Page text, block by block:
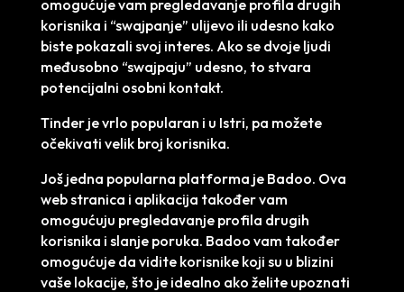
omogućuje vam pregledavanje profila drugih
korisnika i “swajpanje” ulijevo ili udesno kako
biste pokazali svoj interes. Ako se dvoje ljudi
međusobno “swajpaju” udesno, to stvara
potencijalni osobni kontakt.
Tinder je vrlo popularan i u Istri, pa možete
očekivati velik broj korisnika.
Još jedna popularna platforma je Badoo. Ova
web stranica i aplikacija također vam
omogućuju pregledavanje profila drugih
korisnika i slanje poruka. Badoo vam također
omogućuje da vidite korisnike koji su u blizini
vaše lokacije, što je idealno ako želite upoznati